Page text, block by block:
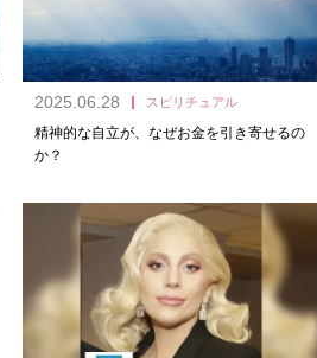
2025.06.28 スピリチュアル
精神的な自立が、なぜお金を引き寄せるの
か？